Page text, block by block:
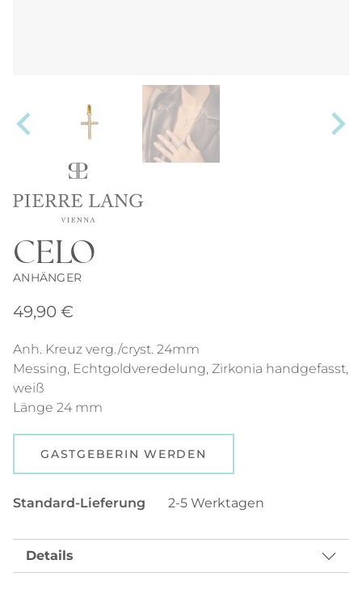
CELO
ANHÄNGER
49,90 €
Anh. Kreuz verg./cryst. 24mm
Messing, Echtgoldveredelung, Zirkonia handgefasst,
weiß
Länge 24 mm
GASTGEBERIN WERDEN
Standard-Lieferung 2-5 Werktagen
Details